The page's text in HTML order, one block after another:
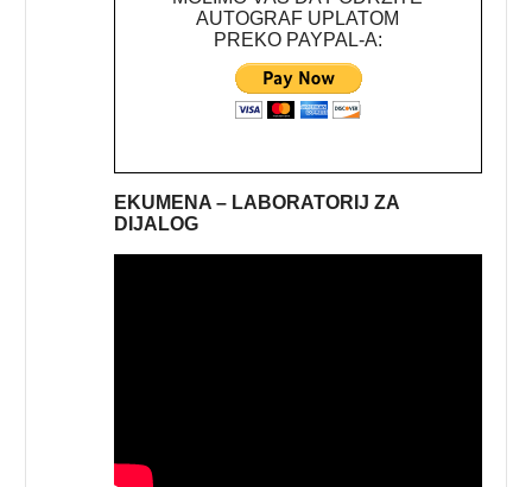
AUTOGRAF UPLATOM
PREKO PAYPAL-A:
EKUMENA – LABORATORIJ ZA
DIJALOG